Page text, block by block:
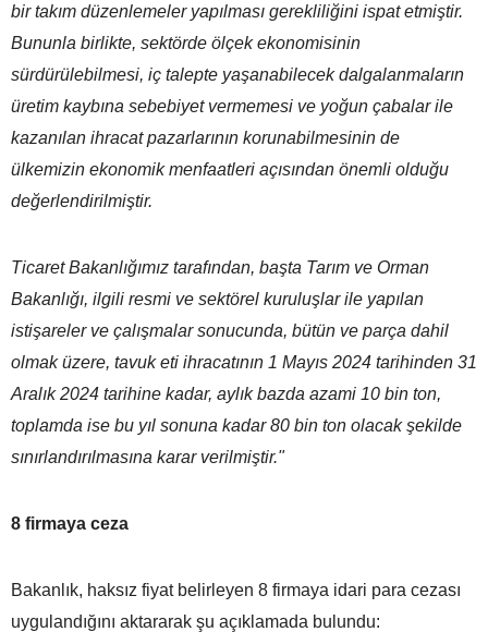
bir takım düzenlemeler yapılması gerekliliğini ispat etmiştir.
Bununla birlikte, sektörde ölçek ekonomisinin
sürdürülebilmesi, iç talepte yaşanabilecek dalgalanmaların
üretim kaybına sebebiyet vermemesi ve yoğun çabalar ile
kazanılan ihracat pazarlarının korunabilmesinin de
ülkemizin ekonomik menfaatleri açısından önemli olduğu
değerlendirilmiştir.
Ticaret Bakanlığımız tarafından, başta Tarım ve Orman
Bakanlığı, ilgili resmi ve sektörel kuruluşlar ile yapılan
istişareler ve çalışmalar sonucunda, bütün ve parça dahil
olmak üzere, tavuk eti ihracatının 1 Mayıs 2024 tarihinden 31
Aralık 2024 tarihine kadar, aylık bazda azami 10 bin ton,
toplamda ise bu yıl sonuna kadar 80 bin ton olacak şekilde
sınırlandırılmasına karar verilmiştir."
8 firmaya ceza
Bakanlık, haksız fiyat belirleyen 8 firmaya idari para cezası
uygulandığını aktararak şu açıklamada bulundu: